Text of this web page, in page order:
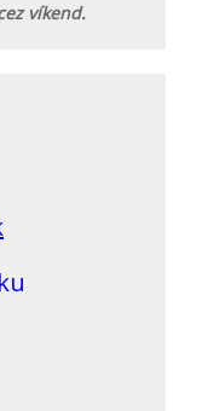
víkend.